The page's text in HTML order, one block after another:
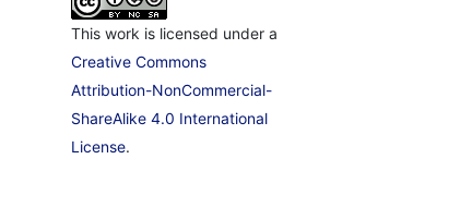
This work is licensed under a
Creative Commons
Attribution-NonCommercial-
ShareAlike 4.0 International
License.